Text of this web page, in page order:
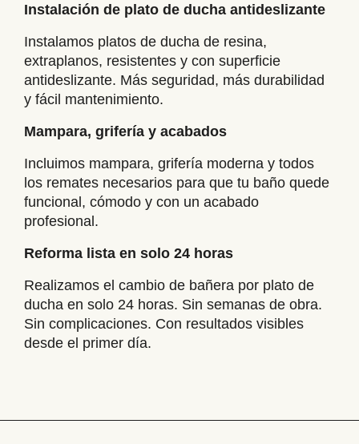
Instalación de plato de ducha antideslizante
Instalamos platos de ducha de resina,
extraplanos, resistentes y con superficie
antideslizante. Más seguridad, más durabilidad
y fácil mantenimiento.
Mampara, grifería y acabados
Incluimos mampara, grifería moderna y todos
los remates necesarios para que tu baño quede
funcional, cómodo y con un acabado
profesional.
Reforma lista en solo 24 horas
Realizamos el cambio de bañera por plato de
ducha en solo 24 horas. Sin semanas de obra.
Sin complicaciones. Con resultados visibles
desde el primer día.